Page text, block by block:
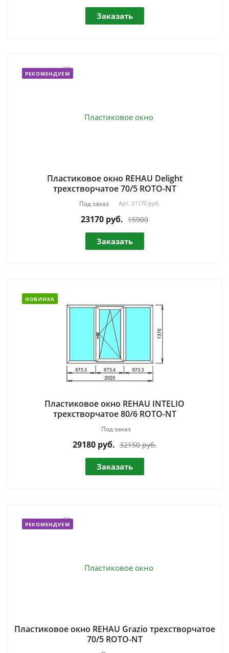
Заказать
РЕКОМЕНДУЕМ
Пластиковое окно REHAU Delight
трехстворчатое 70/5 ROTO-NT
Под заказ Арт. 21170 руб.
23170 руб. 15900
Заказать
НОВИНКА
Пластиковое окно REHAU INTELIO
трехстворчатое 80/6 ROTO-NT
Под заказ
29180 руб. 32150 руб.
Заказать
РЕКОМЕНДУЕМ
Пластиковое окно REHAU Grazio трехстворчатое
70/5 ROTO-NT